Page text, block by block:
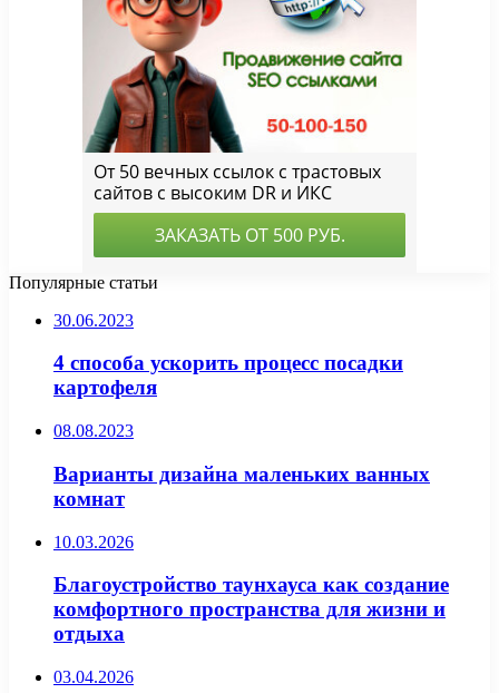
Популярные статьи
30.06.2023
4 способа ускорить процесс посадки
картофеля
08.08.2023
Варианты дизайна маленьких ванных
комнат
10.03.2026
Благоустройство таунхауса как создание
комфортного пространства для жизни и
отдыха
03.04.2026